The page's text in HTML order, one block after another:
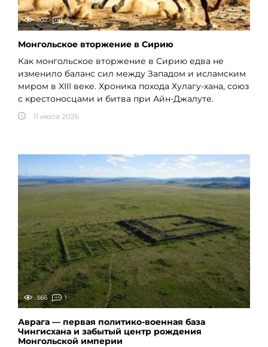
307 0
Монгольское вторжение в Сирию
Как монгольское вторжение в Сирию едва не
изменило баланс сил между Западом и исламским
миром в XIII веке. Хроника похода Хулагу-хана, союз
с крестоносцами и битва при Айн-Джалуте.
11 июля 2026
366 1
Аврага — первая политико-военная база
Чингисхана и забытый центр рождения
Монгольской империи